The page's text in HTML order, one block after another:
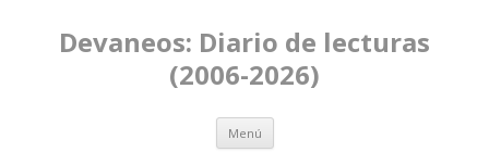
Devaneos: Diario de lecturas
(2006-2026)
Menú Ir al contenido